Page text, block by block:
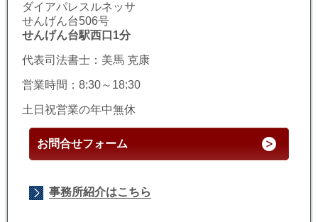
ダイアパレスルネッサ
せんげん台506号
せんげん台駅西口1分
代表司法書士：美馬 克康
営業時間：8:30～18:30
土日祝営業の年中無休
お問合せフォーム
事務所紹介はこちら